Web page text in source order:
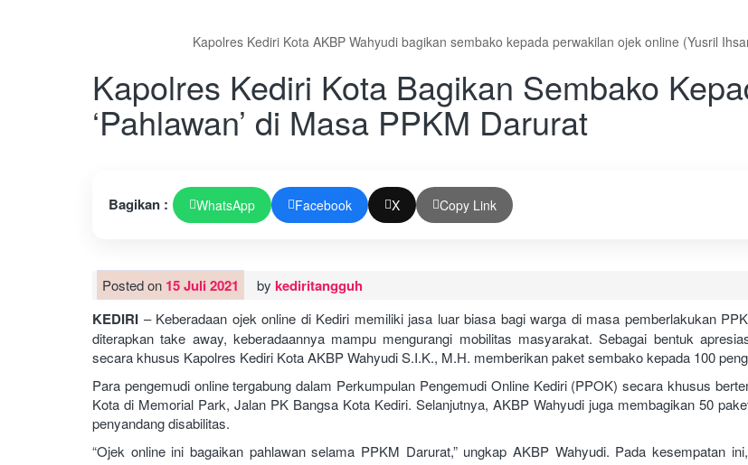
Kapolres Kediri Kota AKBP Wahyudi bagikan sembako kepada perwakilan ojek online (Yusril
Kapolres Kediri Kota Bagikan Sembako
‘Pahlawan’ di Masa PPKM Darurat
Bagikan : WhatsApp Facebook X Copy Link
Posted on 15 Juli 2021 by kediritangguh
KEDIRI – Keberadaan ojek online di Kediri memiliki jasa luar biasa bagi warga di masa pemberlakukan
diterapkan take away, keberadaannya mampu mengurangi mobilitas masyarakat. Sebagai bentuk
secara khusus Kapolres Kediri Kota AKBP Wahyudi S.I.K., M.H. memberikan paket sembako kepada 100
Para pengemudi online tergabung dalam Perkumpulan Pengemudi Online Kediri (PPOK) secara khusus
Kota di Memorial Park, Jalan PK Bangsa Kota Kediri. Selanjutnya, AKBP Wahyudi juga membagikan 50
penyandang disabilitas.
“Ojek online ini bagaikan pahlawan selama PPKM Darurat,” ungkap AKBP Wahyudi. Pada kesempatan